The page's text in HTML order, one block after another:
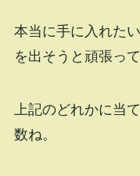
本当に手に入れた
を出そうと頑張っ
上記のどれかに当
数ね。